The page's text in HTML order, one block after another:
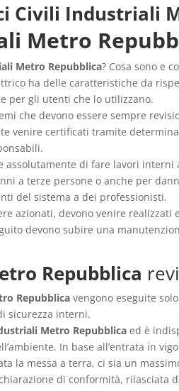
Civili Industriali
Metro
Metro Repubblica? Cosa sono e
ha delle caratteristiche da
per gli utenti che lo utilizzano.
che devono essere sempre
venire certificati tramite
di fare lavori
a terze persone o anche per
del sistema a dei professionisti.
azionati, devono venire
devono subire una
Repubblica
Repubblica vengono eseguite
sicurezza interni.
Metro Repubblica ed è
In base all’entrata in
la messa a terra, ci sia un
di conformità, rilasciata